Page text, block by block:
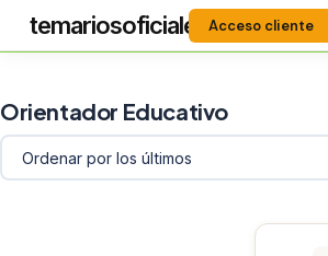
temariosoficiales
Acceso cliente
Orientador Educativo